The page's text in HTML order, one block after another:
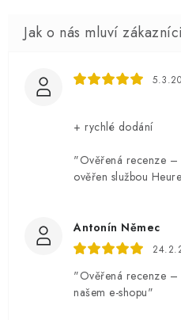
+ rychlé dodání
"Ověřená recenze –
ověřen službou
Antonín Němec
"Ověřená recenze –
našem e-shopu"